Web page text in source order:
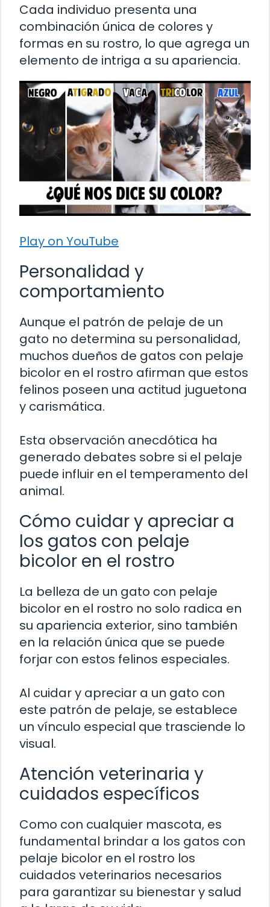
Cada individuo presenta una
combinación única de colores y
formas en su rostro, lo que agrega un
elemento de intriga a su apariencia.
Play on YouTube
Personalidad y
comportamiento
Aunque el patrón de pelaje de un
gato no determina su personalidad,
muchos dueños de gatos con pelaje
bicolor en el rostro afirman que estos
felinos poseen una actitud juguetona
y carismática.
Esta observación anecdótica ha
generado debates sobre si el pelaje
puede influir en el temperamento del
animal.
Cómo cuidar y apreciar a
los gatos con pelaje
bicolor en el rostro
La belleza de un gato con pelaje
bicolor en el rostro no solo radica en
su apariencia exterior, sino también
en la relación única que se puede
forjar con estos felinos especiales.
Al cuidar y apreciar a un gato con
este patrón de pelaje, se establece
un vínculo especial que trasciende lo
visual.
Atención veterinaria y
cuidados específicos
Como con cualquier mascota, es
fundamental brindar a los gatos con
pelaje bicolor en el rostro los
cuidados veterinarios necesarios
para garantizar su bienestar y salud